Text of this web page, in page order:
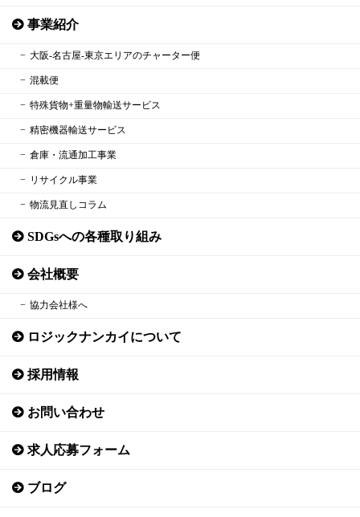
事業紹介
大阪‐名古屋‐東京エリアのチャーター便
混載便
特殊貨物+重量物輸送サービス
精密機器輸送サービス
倉庫・流通加工事業
リサイクル事業
物流見直しコラム
SDGsへの各種取り組み
会社概要
協力会社様へ
ロジックナンカイについて
採用情報
お問い合わせ
求人応募フォーム
ブログ